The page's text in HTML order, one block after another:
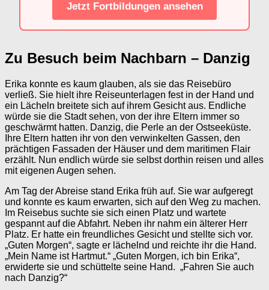
Jetzt Fortbildungen ansehen
Zu Besuch beim Nachbarn – Danzig
Erika konnte es kaum glauben, als sie das Reisebüro
verließ. Sie hielt ihre Reiseunterlagen fest in der Hand und
ein Lächeln breitete sich auf ihrem Gesicht aus. Endliche
würde sie die Stadt sehen, von der ihre Eltern immer so
geschwärmt hatten. Danzig, die Perle an der Ostseeküste.
Ihre Eltern hatten ihr von den verwinkelten Gassen, den
prächtigen Fassaden der Häuser und dem maritimen Flair
erzählt. Nun endlich würde sie selbst dorthin reisen und alles
mit eigenen Augen sehen.
Am Tag der Abreise stand Erika früh auf. Sie war aufgeregt
und konnte es kaum erwarten, sich auf den Weg zu machen.
Im Reisebus suchte sie sich einen Platz und wartete
gespannt auf die Abfahrt. Neben ihr nahm ein älterer Herr
Platz. Er hatte ein freundliches Gesicht und stellte sich vor.
„Guten Morgen“, sagte er lächelnd und reichte ihr die Hand.
„Mein Name ist Hartmut.“ „Guten Morgen, ich bin Erika“,
erwiderte sie und schüttelte seine Hand. „Fahren Sie auch
nach Danzig?“